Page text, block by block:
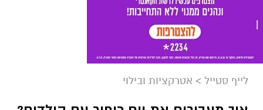
לייף סטייל > אטרקציות ובילוי